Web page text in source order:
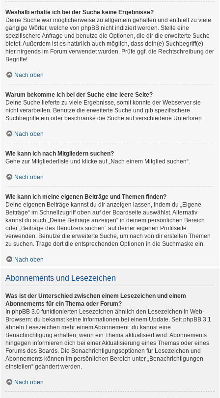
Weshalb erhalte ich bei der Suche keine Ergebnisse?
Deine Suche war möglicherweise zu allgemein gehalten und enthielt zu viele
gängige Wörter, welche von phpBB nicht indiziert werden. Stelle eine
spezifischere Anfrage und benutze die Optionen, die dir die erweiterte Suche
bietet. Außerdem ist es natürlich auch möglich, dass dein(e) Suchbegriff(e)
hier nirgends im Forum verwendet wurden. Prüfe ggf. die Rechtschreibung der
Begriffe!
Nach oben
Warum bekomme ich bei der Suche eine leere Seite?
Deine Suche lieferte zu viele Ergebnisse, somit konnte der Webserver sie
nicht verarbeiten. Benutze die erweiterte Suche und gib spezifischere
Suchbegriffe ein oder beschränke die Suche auf verschiedene Unterforen.
Nach oben
Wie kann ich nach Mitgliedern suchen?
Gehe zur Mitgliederliste und klicke auf „Nach einem Mitglied suchen“.
Nach oben
Wie kann ich meine eigenen Beiträge und Themen finden?
Deine eigenen Beiträge kannst du dir anzeigen lassen, indem du „Eigene
Beiträge“ im Schnellzugriff oben auf der Boardseite auswählst. Alternativ
kannst du auch „Deine Beiträge anzeigen“ in deinem persönlichen Bereich
oder „Beiträge des Benutzers suchen“ auf deiner eigenen Profilseite
verwenden. Benutze die erweiterte Suche, um nach von dir erstellen Themen
zu suchen. Trage dort die entsprechenden Optionen in die Suchmaske ein.
Nach oben
Abonnements und Lesezeichen
Was ist der Unterschied zwischen einem Lesezeichen und einem
Abonnements für ein Thema oder Forum?
In phpBB 3.0 funktionierten Lesezeichen ähnlich den Lesezeichen in Web-
Browsern: du bekamst keine Informationen bei einem Update. Seit phpBB 3.1
ähneln Lesezeichen mehr einem Abonnement: du kannst eine
Benachrichtigung erhalten, wenn ein Thema aktualisiert wird. Abonnements
hingegen informieren dich bei einer Aktualisierung eines Themas oder eines
Forums des Boards. Die Benachrichtigungsoptionen für Lesezeichen und
Abonnements können im persönlichen Bereich unter „Benachrichtigungen
einstellen“ geändert werden.
Nach oben